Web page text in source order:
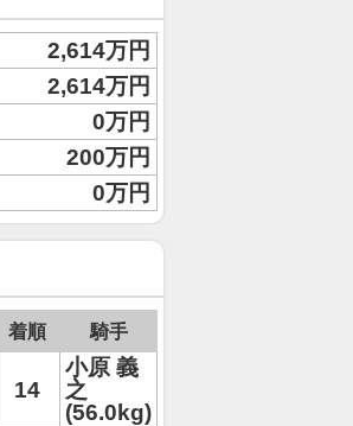
2,614万円
2,614万円
0万円
200万円
0万円
着順 騎手
14
小原 義
之
(56.0kg)